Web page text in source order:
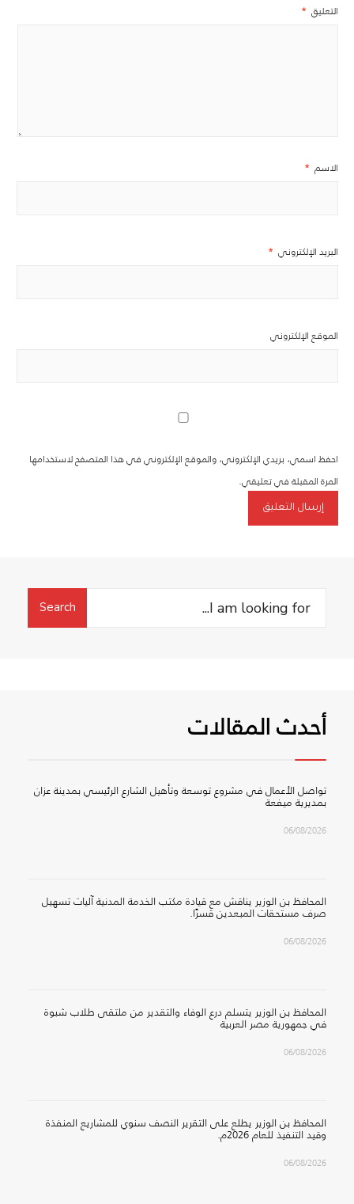
التعليق *
الاسم *
البريد الإلكتروني *
الموقع الإلكتروني
احفظ اسمي، بريدي الإلكتروني، والموقع الإلكتروني في هذا المتصفح لاستخدامها
المرة المقبلة في تعليقي.
Search
Search
أحدث المقالات
تواصل الأعمال في مشروع توسعة وتأهيل الشارع الرئيسي بمدينة عزان
بمديرية ميفعة
06/08/2026
المحافظ بن الوزير يناقش مع قيادة مكتب الخدمة المدنية آليات تسهيل
صرف مستحقات المبعدين قسرًا.
06/08/2026
المحافظ بن الوزير يتسلم درع الوفاء والتقدير من ملتقى طلاب شبوة
في جمهورية مصر العربية
06/08/2026
المحافظ بن الوزير يطلع على التقرير النصف سنوي للمشاريع المنفذة
وقيد التنفيذ للعام 2026م.
06/08/2026